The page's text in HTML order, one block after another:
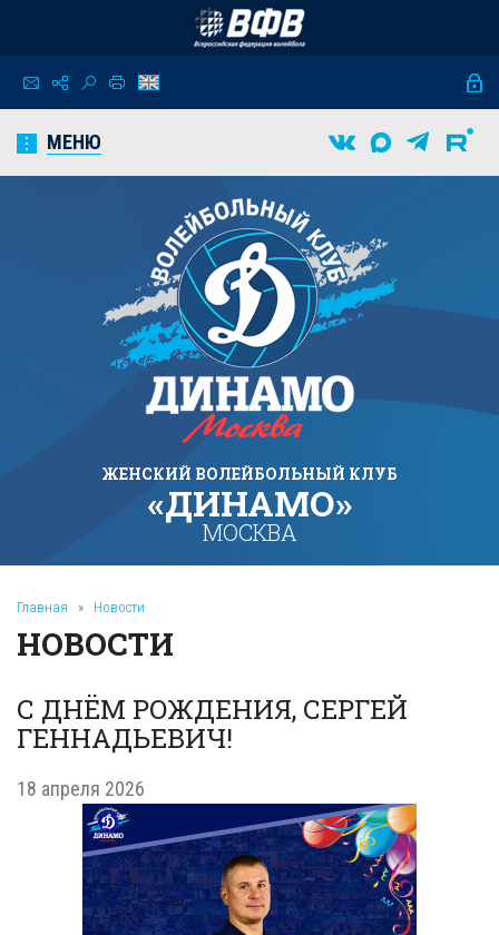
МЕНЮ
ЖЕНСКИЙ ВОЛЕЙБОЛЬНЫЙ КЛУБ
«ДИНАМО»
МОСКВА
Главная » Новости
НОВОСТИ
С ДНЁМ РОЖДЕНИЯ, СЕРГЕЙ
ГЕННАДЬЕВИЧ!
18 апреля 2026